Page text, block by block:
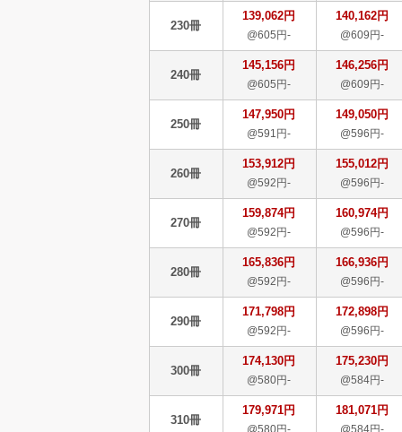
230冊
139,062円
@605円-
140,162円
@609円-
240冊
145,156円
@605円-
146,256円
@609円-
250冊
147,950円
@591円-
149,050円
@596円-
260冊
153,912円
@592円-
155,012円
@596円-
270冊
159,874円
@592円-
160,974円
@596円-
280冊
165,836円
@592円-
166,936円
@596円-
290冊
171,798円
@592円-
172,898円
@596円-
300冊
174,130円
@580円-
175,230円
@584円-
310冊
179,971円
@580円-
181,071円
@584円-